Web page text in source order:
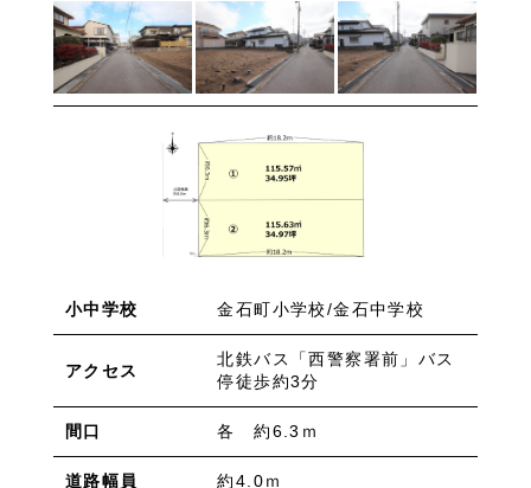
小中学校 金石町小学校/金石中学校
アクセス
北鉄バス「西警察署前」バス
停徒歩約3分
間口 各 約6.3ｍ
道路幅員 約4.0ｍ